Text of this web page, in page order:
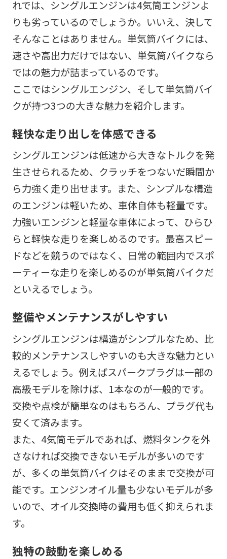
れでは、シングルエンジンは4気筒エンジンよ
りも劣っているのでしょうか。いいえ、決して
そんなことはありません。単気筒バイクには、
速さや高出力だけではない、単気筒バイクなら
ではの魅力が詰まっているのです。
ここではシングルエンジン、そして単気筒バイ
クが持つ3つの大きな魅力を紹介します。
軽快な走り出しを体感できる
シングルエンジンは低速から大きなトルクを発
生させられるため、クラッチをつないだ瞬間か
ら力強く走り出せます。また、シンプルな構造
のエンジンは軽いため、車体自体も軽量です。
力強いエンジンと軽量な車体によって、ひらひ
らと軽快な走りを楽しめるのです。最高スピー
ドなどを競うのではなく、日常の範囲内でスポ
ーティーな走りを楽しめるのが単気筒バイクだ
といえるでしょう。
整備やメンテナンスがしやすい
シングルエンジンは構造がシンプルなため、比
較的メンテナンスしやすいのも大きな魅力とい
えるでしょう。例えばスパークプラグは一部の
高級モデルを除けば、1本なのが一般的です。
交換や点検が簡単なのはもちろん、プラグ代も
安くて済みます。
また、4気筒モデルであれば、燃料タンクを外
さなければ交換できないモデルが多いのです
が、多くの単気筒バイクはそのままで交換が可
能です。エンジンオイル量も少ないモデルが多
いので、オイル交換時の費用も低く抑えられま
す。
独特の鼓動を楽しめる